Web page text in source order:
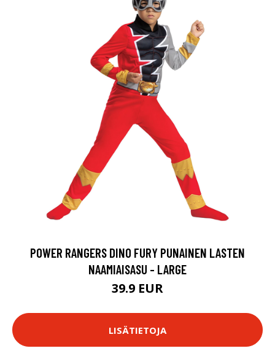
POWER RANGERS DINO FURY PUNAINEN LASTEN
NAAMIAISASU - LARGE
39.9 EUR
LISÄTIETOJA